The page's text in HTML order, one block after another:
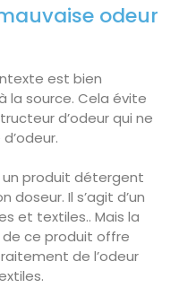
odeur
est bien
la source. Cela évite
d’odeur qui ne
un produit détergent
doseur. Il s’agit d’un
et textiles.. Mais la
de ce produit offre
de l’odeur